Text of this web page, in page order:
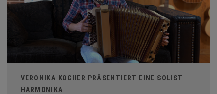
VERONIKA KOCHER PRÄSENTIERT EINE SOLIST
HARMONIKA